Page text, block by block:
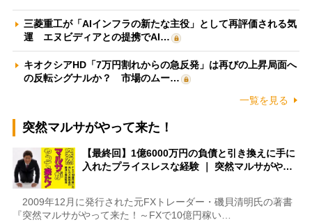
三菱重工が「AIインフラの新たな主役」として再評価される気
運 エヌビディアとの提携でAI…
キオクシアHD「7万円割れからの急反発」は再びの上昇局面へ
の反転シグナルか？ 市場のムー…
一覧を見る
突然マルサがやって来た！
【最終回】1億6000万円の負債と引き換えに手に
入れたプライスレスな経験 ｜ 突然マルサがや…
2009年12月に発行された元FXトレーダー・磯貝清明氏の著書
『突然マルサがやって来た！～FXで10億円稼い…